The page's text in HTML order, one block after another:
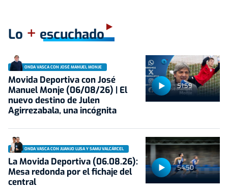
Lo + escuchado
51:59
ONDA VASCA CON JOSÉ MANUEL MONJE
Movida Deportiva con José
Manuel Monje (06/08/26) | El
nuevo destino de Julen
Agirrezabala, una incógnita
54:50
ONDA VASCA CON JUANJO LUSA Y SAMU VALCÁRCEL
La Movida Deportiva (06.08.26):
Mesa redonda por el fichaje del
central